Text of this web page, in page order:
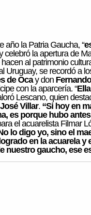
año la Patria Gaucha, “
celebró la apertura de
al patrimonio
Uruguay, se recordó a
de Ocay don
con la aparcería. “
Lescano, quien
José Villar. “Si hoy en
es porque hubo
el acuarelista Filmar
lo digo yo, sino el
en la acuarela y
nuestro gaucho, ese